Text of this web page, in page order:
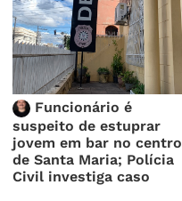
Funcionário é
suspeito de estuprar
jovem em bar no centro
de Santa Maria; Polícia
Civil investiga caso